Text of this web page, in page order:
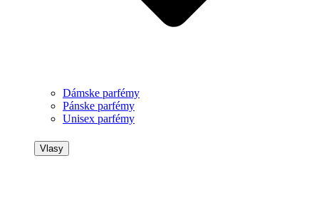
Dámske parfémy
Pánske parfémy
Unisex parfémy
Vlasy